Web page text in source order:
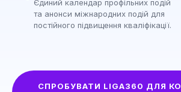
Єдиний календар профільних подій
та анонси міжнародних подій для
постійного підвищення кваліфікації.
СПРОБУВАТИ LIGA360 ДЛЯ